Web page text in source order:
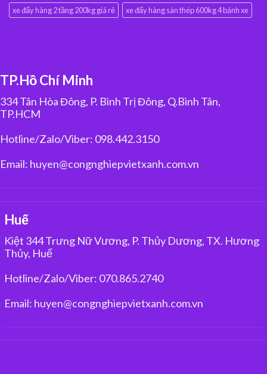
xe đẩy hàng 2 tầng 200kg giá rẻ
xe đẩy hàng sàn thép 600kg 4 bánh xe
TP.Hồ Chí Minh
334 Tân Hòa Đông, P. Bình Trị Đông, Q.Bình Tân,
TP.HCM
Hotline/Zalo/Viber: 098.442.3150
Email: huyen@congnghiepvietxanh.com.vn
Huế
Kiệt 344 Trưng Nữ Vương, P. Thủy Dương, TX. Hương
Thủy, Huế
Hotline/Zalo/Viber: 070.865.2740
Email: huyen@congnghiepvietxanh.com.vn